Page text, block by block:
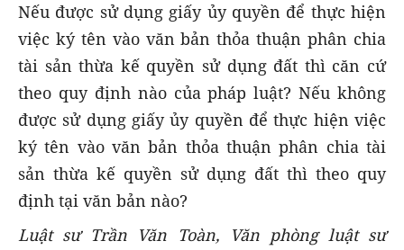
Nếu được sử dụng giấy ủy quyền để thực hiện
việc ký tên vào văn bản thỏa thuận phân chia
tài sản thừa kế quyền sử dụng đất thì căn cứ
theo quy định nào của pháp luật? Nếu không
được sử dụng giấy ủy quyền để thực hiện việc
ký tên vào văn bản thỏa thuận phân chia tài
sản thừa kế quyền sử dụng đất thì theo quy
định tại văn bản nào?
Luật sư Trần Văn Toàn, Văn phòng luật sư